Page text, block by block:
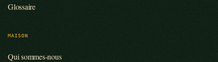
Glossaire
MAISON
Qui sommes-nous